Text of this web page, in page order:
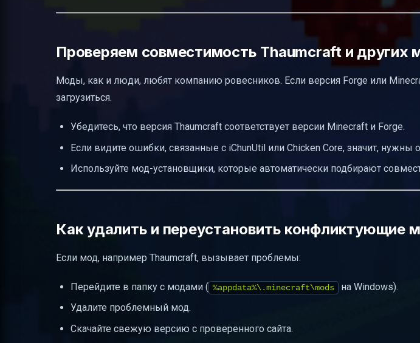
Проверяем совместимость Thaumcraft и других
Моды, как и люди, любят компанию ровесников. Если версия Forge или
загрузиться.
Убедитесь, что версия Thaumcraft соответствует версии Minecraft и Forge.
Если видите ошибки, связанные с iChunUtil или Chicken Core, значит, нужны
Используйте мод-установщики, которые автоматически подбирают
Как удалить и переустановить конфликтующие
Если мод, например Thaumcraft, вызывает проблемы:
Перейдите в папку с модами ( %appdata%\.minecraft\mods
на Windows).
Удалите проблемный мод.
Скачайте свежую версию с проверенного сайта.